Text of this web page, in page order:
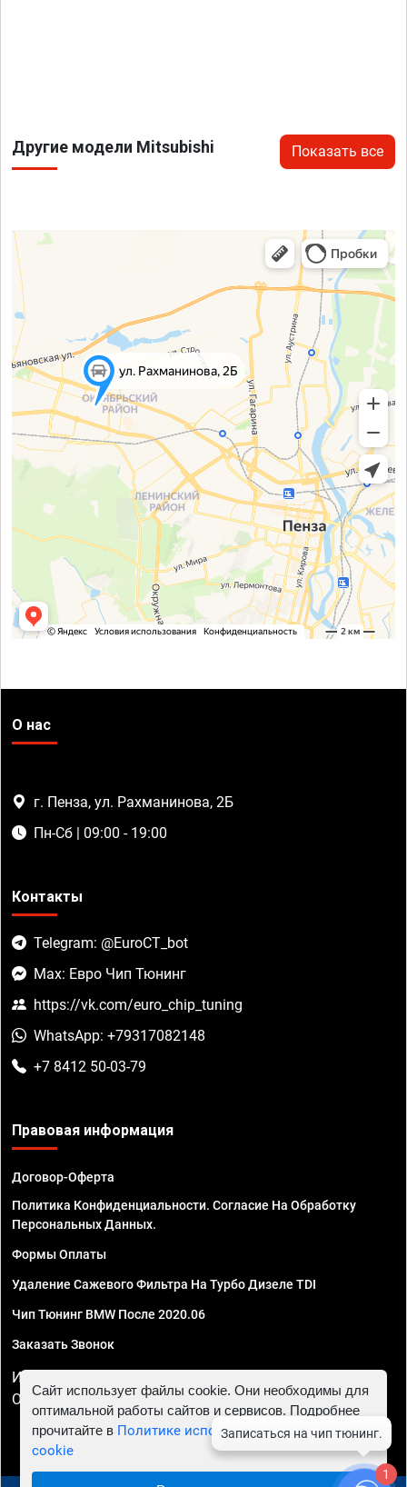
Другие модели Mitsubishi Показать все
О нас
г. Пенза, ул. Рахманинова, 2Б
Пн-Сб | 09:00 - 19:00
Контакты
Telegram: @EuroCT_bot
Max: Евро Чип Тюнинг
https://vk.com/euro_chip_tuning
WhatsApp: +79317082148
+7 8412 50-03-79
Правовая информация
Договор-Оферта
Политика Конфиденциальности. Согласие На Обработку
Персональных Данных.
Формы Оплаты
Удаление Сажевого Фильтра На Турбо Дизеле TDI
Чип Тюнинг BMW После 2020.06
Заказать Звонок
ИП Смирнов Георгий Павлович. ИНН 781302555843,
ОГРНИП 324470400032610
Сайт использует файлы cookie. Они необходимы для
оптимальной работы сайтов и сервисов. Подробнее
прочитайте в Политике использования файлов
cookie
1